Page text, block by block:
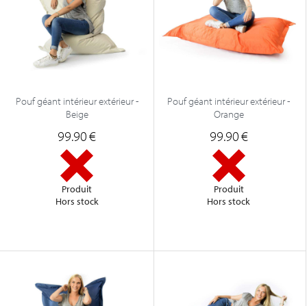
Pouf géant intérieur extérieur -
Beige
99.90€
Produit
Hors stock
Pouf géant intérieur extérieur -
Orange
99.90€
Produit
Hors stock